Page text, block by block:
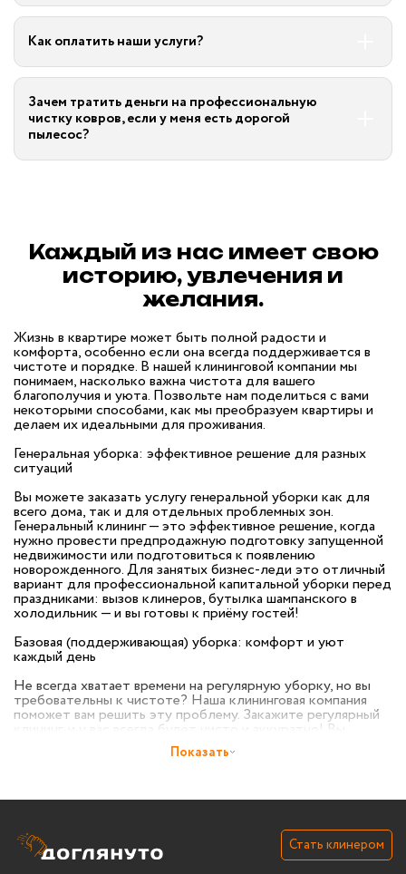
Как оплатить наши услуги?
Зачем тратить деньги на профессиональную
чистку ковров, если у меня есть дорогой
пылесос?
Каждый из нас имеет свою
историю, увлечения и
желания.
Жизнь в квартире может быть полной радости и
комфорта, особенно если она всегда поддерживается в
чистоте и порядке. В нашей клининговой компании мы
понимаем, насколько важна чистота для вашего
благополучия и уюта. Позвольте нам поделиться с вами
некоторыми способами, как мы преобразуем квартиры и
делаем их идеальными для проживания.
Генеральная уборка: эффективное решение для разных
ситуаций
Вы можете заказать услугу генеральной уборки как для
всего дома, так и для отдельных проблемных зон.
Генеральный клининг — это эффективное решение, когда
нужно провести предпродажную подготовку запущенной
недвижимости или подготовиться к появлению
новорожденного. Для занятых бизнес-леди это отличный
вариант для профессиональной капитальной уборки перед
праздниками: вызов клинеров, бутылка шампанского в
холодильник — и вы готовы к приёму гостей!
Базовая (поддерживающая) уборка: комфорт и уют
каждый день
Не всегда хватает времени на регулярную уборку, но вы
требовательны к чистоте? Наша клининговая компания
поможет вам решить эту проблему. Закажите регулярный
клининг, и у вас всегда будет чисто и аккуратно! Вы
можете оформить подписку на услуги клининга с выбором
частоты и комплекса уборки, который подходит именно
свежести в доме
Уверены, через чистые окна смотреть на мир приятнее!
Показать
Стать клинером